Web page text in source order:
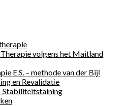
volgens het Maitland
E.S. – methode van der Bijl
en Revalidatie
Stabiliteitstaining